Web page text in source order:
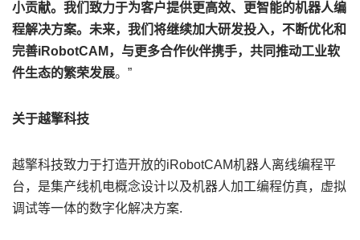
小贡献。我们致力于为客户提供更高效、更智能的机器人编
程解决方案。未来，我们将继续加大研发投入，不断优化和
完善iRobotCAM，与更多合作伙伴携手，共同推动工业软
件生态的繁荣发展。”
关于越擎科技
越擎科技致力于打造开放的iRobotCAM机器人离线编程平
台，是集产线机电概念设计以及机器人加工编程仿真，虚拟
调试等一体的数字化解决方案.